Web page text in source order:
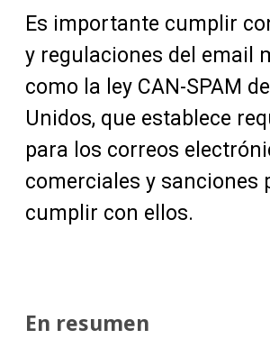
Es importante cumplir
y regulaciones del email
como la ley CAN-SPAM
Unidos, que establece
para los correos
comerciales y sanciones
cumplir con ellos.
En resumen